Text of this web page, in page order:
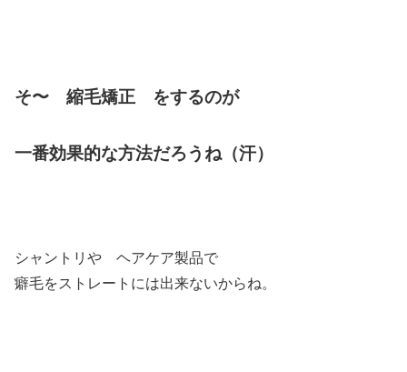
そ〜 縮毛矯正 をするのが
一番効果的な方法だろうね（汗）
シャントリや ヘアケア製品で
癖毛をストレートには出来ないからね。